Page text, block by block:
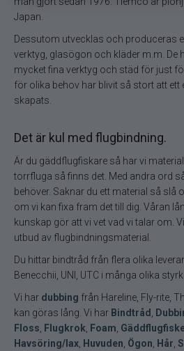
Japan.
Dessutom utvecklas och produceras
verktyg, glasögon och kläder m.m. De
mycket fina verktyg och städ för just
för olika behov har blivit så stort att ett
skapats.
Det är kul med flugbindning.
Är du gäddflugfiskare så har vi
torrfluga så finns det. Med andra ord
behöver. Saknar du ett material så slå
om vi kan fixa fram det till dig. Våran
kunskap gör att vi vet vad vi talar om.
utbud av flugbindningsmaterial.
Du hittar bindtråd från flera olika
Benecchii, UNI, UTC i många olika
Vi har dubbing från Hareline, Fly-rite,
kan göras lång. Vi har Bindtråd
Floss Flugkrok Foam
Havsöring/lax Huvuden Ögon Hår